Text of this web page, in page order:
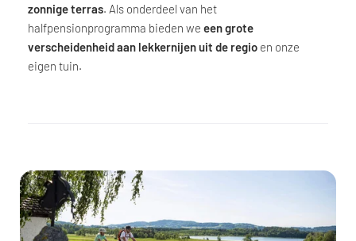
zonnige terras. Als onderdeel van het
halfpensionprogramma bieden we een grote
verscheidenheid aan lekkernijen uit de regio en onze
eigen tuin.